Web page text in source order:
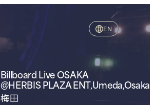
EN
Billboard Live OSAKA
@HERBIS PLAZA ENT,Umeda,Osaka
梅田